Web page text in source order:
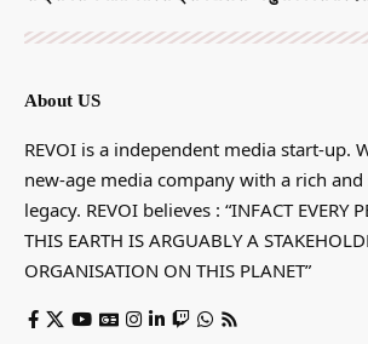
About US
REVOI is a independent media start-up.
new-age media company with a rich
legacy. REVOI believes : “INFACT EVERY
THIS EARTH IS ARGUABLY A
ORGANISATION ON THIS PLANET”